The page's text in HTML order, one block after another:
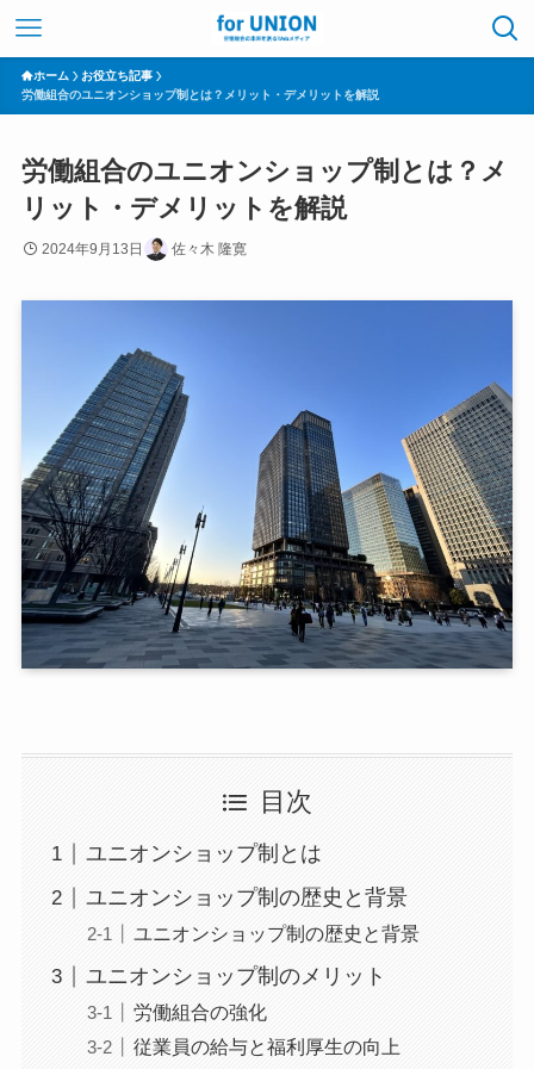
ホーム
お役立ち記事
労働組合のユニオンショップ制とは？メリット・デメリットを解説
労働組合のユニオンショップ制とは？メ
リット・デメリットを解説
2024年9月13日 佐々木 隆寛
目次
ユニオンショップ制とは
ユニオンショップ制の歴史と背景
ユニオンショップ制の歴史と背景
ユニオンショップ制のメリット
労働組合の強化
従業員の給与と福利厚生の向上